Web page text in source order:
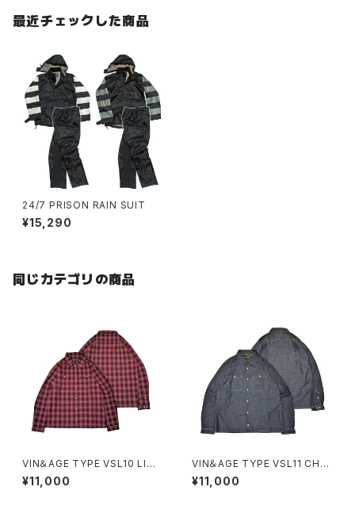
最近チェックした商品
24/7 PRISON RAIN SUIT
¥15,290
同じカテゴリの商品
VIN＆AGE TYPE VSL10 LIGH
T FABRIC SHIRT
¥11,000
VIN＆AGE TYPE VSL11 CHA
MBRAY SHIRT
¥11,000